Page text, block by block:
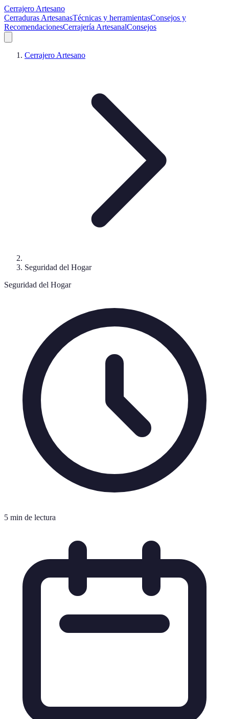
Cerrajero Artesano
Cerraduras ArtesanasTécnicas y herramientasConsejos y
RecomendacionesCerrajería ArtesanalConsejos
Cerrajero Artesano
Seguridad del Hogar
Seguridad del Hogar
5 min de lectura